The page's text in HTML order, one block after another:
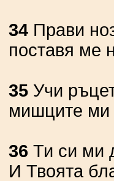
34 Прави
поставя ме
35 Учи
мишците ми
36 Ти си ми
И Твоята